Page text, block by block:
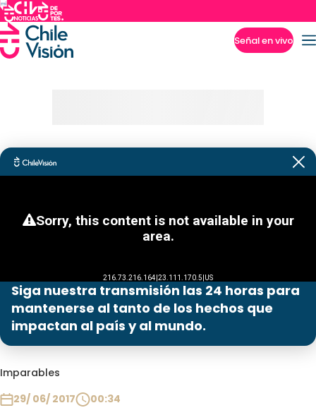
Señal en vivo
Siga nuestra transmisión las 24 horas para
mantenerse al tanto de los hechos que
impactan al país y al mundo.
Imparables
29/ 06/ 2017
00:34
Programas
Contigo en Directo
Plan Perfecto